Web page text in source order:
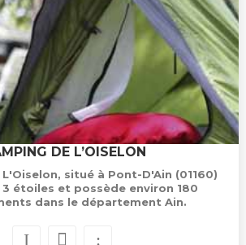
DE L’OISELON
situé à Pont-D'Ain (01160)
étoiles et possède environ 180
dans le département Ain.